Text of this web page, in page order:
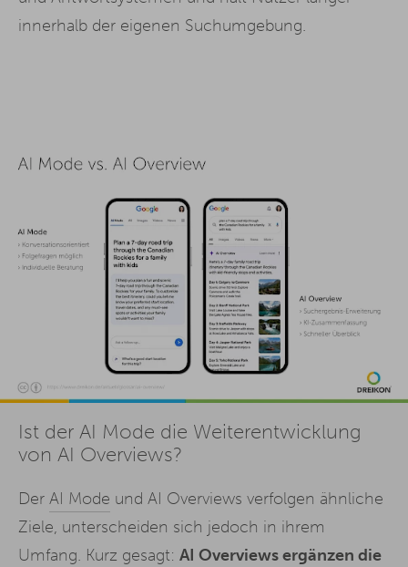
innerhalb der eigenen Suchumgebung.
Ist der AI Mode die Weiterentwicklung
von AI Overviews?
Der AI Mode und AI Overviews verfolgen ähnliche
Ziele, unterscheiden sich jedoch in ihrem
Umfang. Kurz gesagt: AI Overviews ergänzen die